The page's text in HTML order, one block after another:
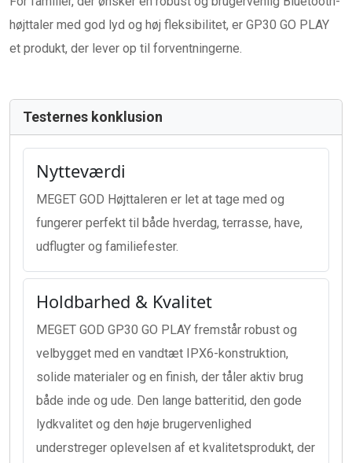
højttaler med god lyd og høj fleksibilitet, er GP30 GO PLAY
et produkt, der lever op til forventningerne.
Testernes konklusion
Nytteværdi
MEGET GOD Højttaleren er let at tage med og
fungerer perfekt til både hverdag, terrasse, have,
udflugter og familiefester.
Holdbarhed & Kvalitet
MEGET GOD GP30 GO PLAY fremstår robust og
velbygget med en vandtæt IPX6-konstruktion,
solide materialer og en finish, der tåler aktiv brug
både inde og ude. Den lange batteritid, den gode
lydkvalitet og den høje brugervenlighed
understreger oplevelsen af et kvalitetsprodukt, der